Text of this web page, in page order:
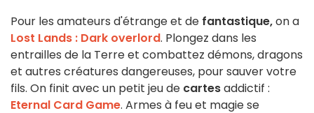
Pour les amateurs d'étrange et de fantastique,on a
Lost Lands : Dark overlord. Plongez dans les
entrailles de la Terre et combattez démons, dragons
et autres créatures dangereuses, pour sauver votre
fils. On finit avec un petit jeu de cartesaddictif :
Eternal Card Game. Armes à feu et magie se